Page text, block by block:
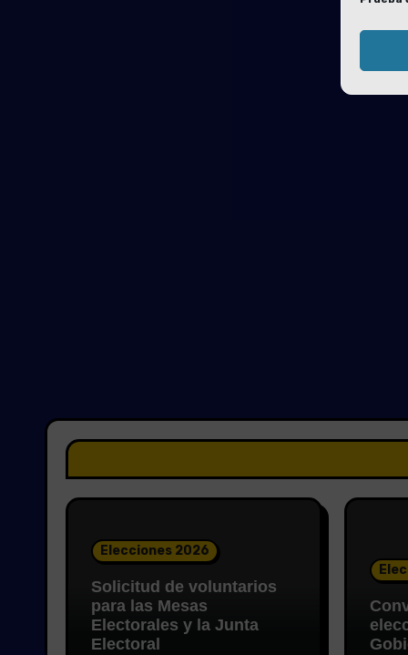
Elecciones 2026
Solicitud de voluntarios
para las Mesas
Electorales y la Junta
Electoral